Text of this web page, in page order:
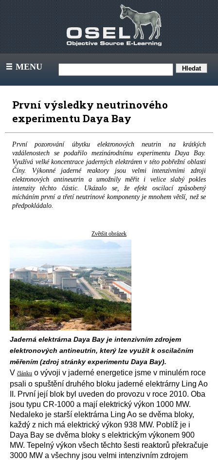
III MENU
První výsledky neutrinového
experimentu Daya Bay
První pozorování úbytku elektronových neutrin na krátkých
vzdálenostech se podařilo mezinárodnímu experimentu Daya Bay.
Využívá velké koncentrace jaderných elektráren v této pobřežní oblasti
Číny. Výkonné jaderné reaktory jsou velmi intenzivními zdroji
elektronových antineutrin a umožnily měřit i velice slabý pokles
intenzity těchto částic. Ukázalo se, že efekt oscilací způsobený
mícháním první a třetí neutrinové komponenty je mnohem větší, než se
předpokládalo.
Zvětšit obrázek
Jaderná elektrárna Daya Bay je intenzivním zdrojem
elektronových antineutrin, který lze využít k oscilačním
měřením (zdroj stránky experimentu Daya Bay).
V článku o vývoji v jaderné energetice jsme v minulém roce
psali o spuštění druhého bloku jaderné elektrárny Ling Ao
II. První její blok byl uveden do provozu v roce 2010. Oba
jsou typu CR-1000 a mají elektrický výkon 1000 MW.
Nedaleko je starší elektrárna Ling Ao se dvěma bloky,
každý z nich má elektrický výkon 938 MW. Poblíž je i
Daya Bay se dvěma bloky s elektrickým výkonem 900
MW. Tepelný výkon všech těchto šesti reaktorů překračuje
3000 MW a všechny jsou velmi intenzivním zdrojem